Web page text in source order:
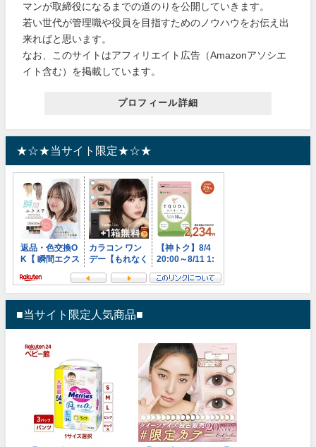
マンが取締役になるまでの道のりを公開していきます。
若い世代が管理職や役員を目指すためのノウハウをお伝え出
来ればと思います。
なお、このサイトはアフィリエイト広告（Amazonアソシエ
イト含む）を掲載しています。
プロフィール詳細
★☆★当サイト限定★☆★
■当サイト限定人気商品■